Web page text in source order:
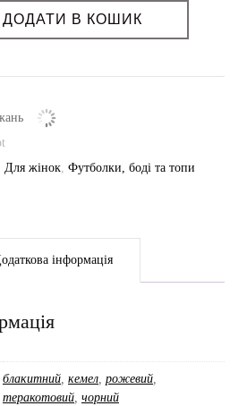
ДОДАТИ В КОШИК
Для жінок, Футболки, боді та топи
інформація
блакитний, кемел, рожевий,
теракотовий, чорний